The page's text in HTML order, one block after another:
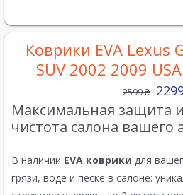
Коврики EVA Lexus
SUV 2002 2009
2599₴
Максимальная защита
чистота салона вашего
В наличии EVA коврики для
грязи, воде и песке в салоне: